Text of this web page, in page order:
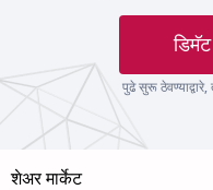
पुढे सुरू ठेवण्याद्वारे,
शेअर मार्केट